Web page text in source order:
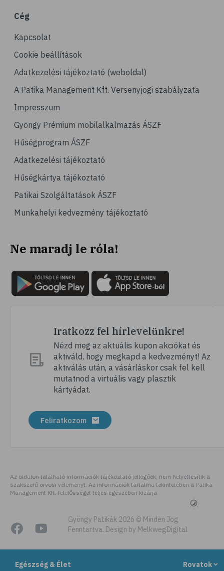
Egészség & Élet Rovatok
# stresszcsökkentés
# agy
# agyműködés
# memória
# alvás
# gyerek
# erőszak
# agresszió
# intelligencia
# hányinger
# túlsúly
# szabadidő
# lelki egyensúly
# nordic walking
# meditálás
# allergia
# kertészkedés
# netfüggőség
# szenvedélybetegség
# futás
# kocogás
# cyberbullying
Cég
Kapcsolat
Cookie beállítások
Adatkezelési tájékoztató (weboldal)
A Patika Management Kft. Versenyjogi szabályzata
Impresszum
Gyöngy Prémium mobilalkalmazás ÁSZF
Hűségprogram ÁSZF
Adatkezelési tájékoztató
Hűségkártya tájékoztató
Patikai Szolgáltatások ÁSZF
Munkahelyi kedvezmény tájékoztató
Ne maradj le róla!
Iratkozz fel hírlevelünkre!
Nézd meg az aktuális kupon akciókat és
aktiváld, hogy megkapd a kedvezményt! Az
aktiválás után, a vásárláskor csak fel kell
mutatnod a virtuális vagy plasztik
kártyádat.
Feliratkozom
Az oldalon található információk tájékoztató jellegűek, nem helyettesítik a
szakszerű orvosi véleményt. Az információk tartalma tekintetében a Patika
Management Kft. felelősségét teljes egészében kizárja
Gyöngy Patikák 2026 © Minden Jog
Fenntartva. Design by MelkwegDigital